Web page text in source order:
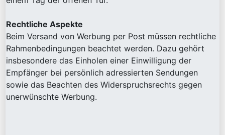
Rechtliche Aspekte
Beim Versand von Werbung per Post müssen rechtliche
Rahmenbedingungen beachtet werden. Dazu gehört
insbesondere das Einholen einer Einwilligung der
Empfänger bei persönlich adressierten Sendungen
sowie das Beachten des Widerspruchsrechts gegen
unerwünschte Werbung.